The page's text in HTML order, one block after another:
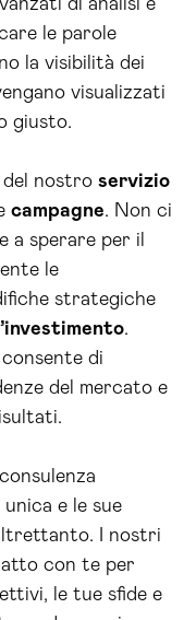
di analisi e
le parole
la visibilità dei
visualizzati
giusto.
nostro servizio
campagne. Non ci
a sperare per il
le
strategiche
.
di
del mercato e
unica e le sue
I nostri
con te per
le tue sfide e